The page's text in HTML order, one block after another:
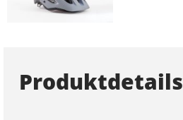
Produktdetails